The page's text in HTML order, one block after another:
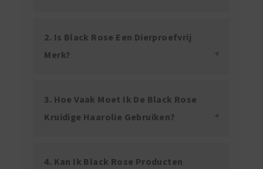
2. Is Black Rose Een Dierproefvrij
Merk?
3. Hoe Vaak Moet Ik De Black Rose
Kruidige Haarolie Gebruiken?
4. Kan Ik Black Rose Producten